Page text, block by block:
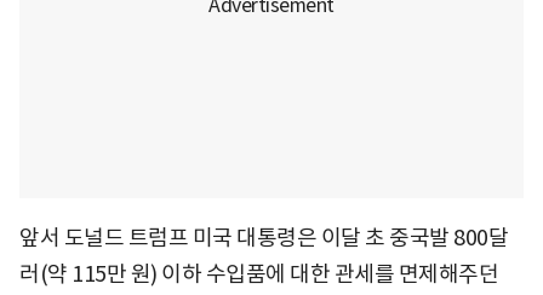
앞서 도널드 트럼프 미국 대통령은 이달 초 중국발 800달
러(약 115만 원) 이하 수입품에 대한 관세를 면제해주던